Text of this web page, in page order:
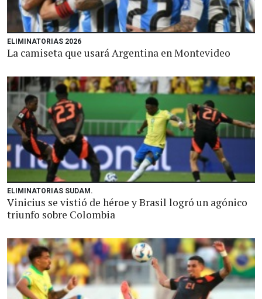
ELIMINATORIAS 2026
La camiseta que usará Argentina en Montevideo
ELIMINATORIAS SUDAM.
Vinicius se vistió de héroe y Brasil logró un agónico
triunfo sobre Colombia